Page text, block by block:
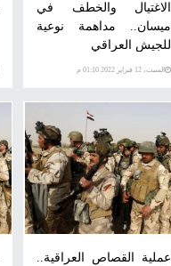
الاغتيال والخطف في
ميسان.. مداهمة نوعية
للجيش العراقي
السبت، 12 فبراير 2022 01:10 م
عملية القصاص العراقية..